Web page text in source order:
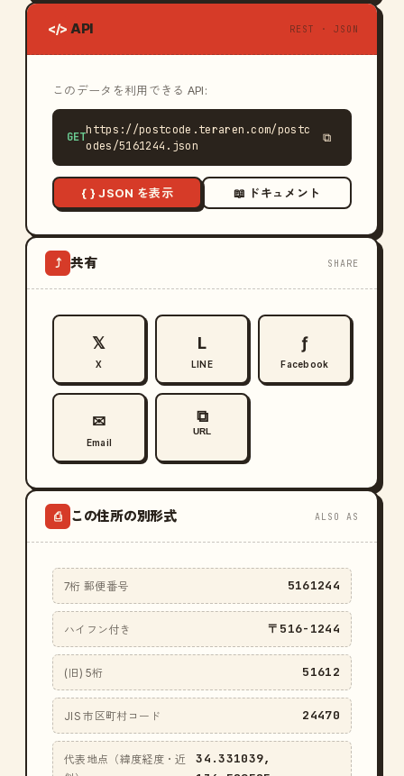
</> API REST · JSON
このデータを利用できる API:
GET
https://postcode.teraren.com/postc
odes/5161244.json
⧉
{ } JSON を表示 📖 ドキュメント
⤴ 共有 SHARE
𝕏
X
L
LINE
ƒ
Facebook
✉
Email
⧉
URL
⎙ この住所の別形式 ALSO AS
7桁 郵便番号 5161244
ハイフン付き 〒516-1244
(旧) 5桁 51612
JIS 市区町村コード 24470
代表地点（緯度経度・近
34.331039,